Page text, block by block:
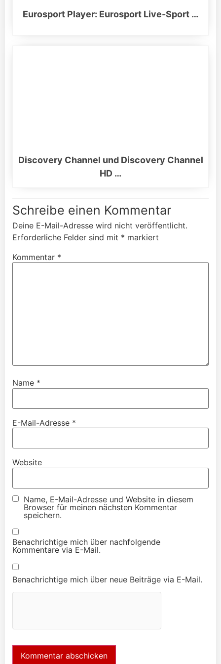
Eurosport Player: Eurosport Live-Sport …
Discovery Channel und Discovery Channel
HD …
Schreibe einen Kommentar
Deine E-Mail-Adresse wird nicht veröffentlicht.
Erforderliche Felder sind mit * markiert
Kommentar *
Name *
E-Mail-Adresse *
Website
Name, E-Mail-Adresse und Website in diesem
Browser für meinen nächsten Kommentar
speichern.
Benachrichtige mich über nachfolgende
Kommentare via E-Mail.
Benachrichtige mich über neue Beiträge via E-Mail.